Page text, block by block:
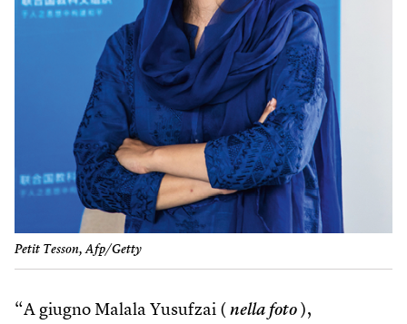
Petit Tesson, Afp/Getty
“A giugno Malala Yusufzai ( nella foto ),